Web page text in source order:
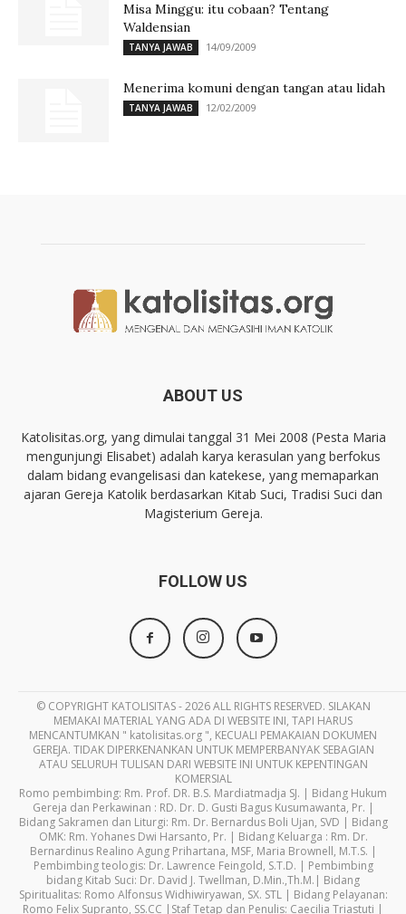
Misa Minggu: itu cobaan? Tentang
Waldensian
TANYA JAWAB 14/09/2009
Menerima komuni dengan tangan atau lidah
TANYA JAWAB 12/02/2009
ABOUT US
Katolisitas.org, yang dimulai tanggal 31 Mei 2008 (Pesta Maria
mengunjungi Elisabet) adalah karya kerasulan yang berfokus
dalam bidang evangelisasi dan katekese, yang memaparkan
ajaran Gereja Katolik berdasarkan Kitab Suci, Tradisi Suci dan
Magisterium Gereja.
FOLLOW US
© COPYRIGHT KATOLISITAS - 2026 ALL RIGHTS RESERVED. SILAKAN
MEMAKAI MATERIAL YANG ADA DI WEBSITE INI, TAPI HARUS
MENCANTUMKAN " katolisitas.org ", KECUALI PEMAKAIAN DOKUMEN
GEREJA. TIDAK DIPERKENANKAN UNTUK MEMPERBANYAK SEBAGIAN
ATAU SELURUH TULISAN DARI WEBSITE INI UNTUK KEPENTINGAN
KOMERSIAL
Romo pembimbing: Rm. Prof. DR. B.S. Mardiatmadja SJ. | Bidang Hukum
Gereja dan Perkawinan : RD. Dr. D. Gusti Bagus Kusumawanta, Pr. |
Bidang Sakramen dan Liturgi: Rm. Dr. Bernardus Boli Ujan, SVD | Bidang
OMK: Rm. Yohanes Dwi Harsanto, Pr. | Bidang Keluarga : Rm. Dr.
Bernardinus Realino Agung Prihartana, MSF, Maria Brownell, M.T.S. |
Pembimbing teologis: Dr. Lawrence Feingold, S.T.D. | Pembimbing
bidang Kitab Suci: Dr. David J. Twellman, D.Min.,Th.M.| Bidang
Spiritualitas: Romo Alfonsus Widhiwiryawan, SX. STL | Bidang Pelayanan:
Romo Felix Supranto, SS.CC |Staf Tetap dan Penulis: Caecilia Triastuti |